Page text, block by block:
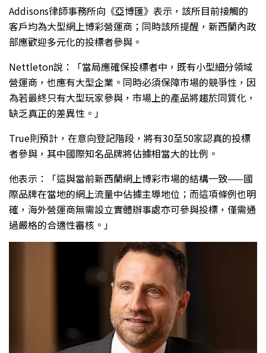
Addisons律師事務所向《亞博匯》表示，該所目前接觸的
客戶均為大型網上博彩營運商；同時該所提醒，新西蘭內政
部應歡迎多元化的投標者參與。
Nettleton說：「當局應確保投標者中，既有小型細分領域
營運商，也應有大型企業。同時必須保障市場的競爭性，因
為若最終只有大型玩家參與，市場上的產品將趨於同質化，
缺乏真正的差異性。」
True則預計，在意向登記階段，將有30至50家認真的投標
者參與，其中國際知名品牌將佔據相當大的比例。
他表示：「這與當前新西蘭網上博彩市場的結構一致——國
際品牌在當地的網上流量中佔據主導地位；而這項條例也明
確，海外營運商無需設立實體辦事處亦可參與投標，僅需通
過嚴格的合適性審核。」